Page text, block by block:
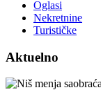
Oglasi
Nekretnine
Turističke
Aktuelno